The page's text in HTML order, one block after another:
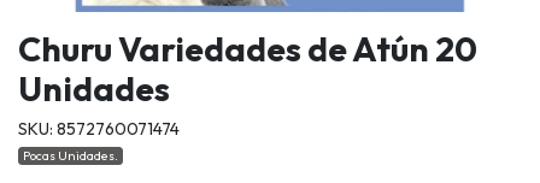
Churu Variedades de Atún 20
Unidades
SKU: 8572760071474
Pocas Unidades.